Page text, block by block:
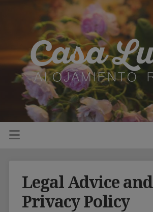
Legal Advice and
Privacy Policy